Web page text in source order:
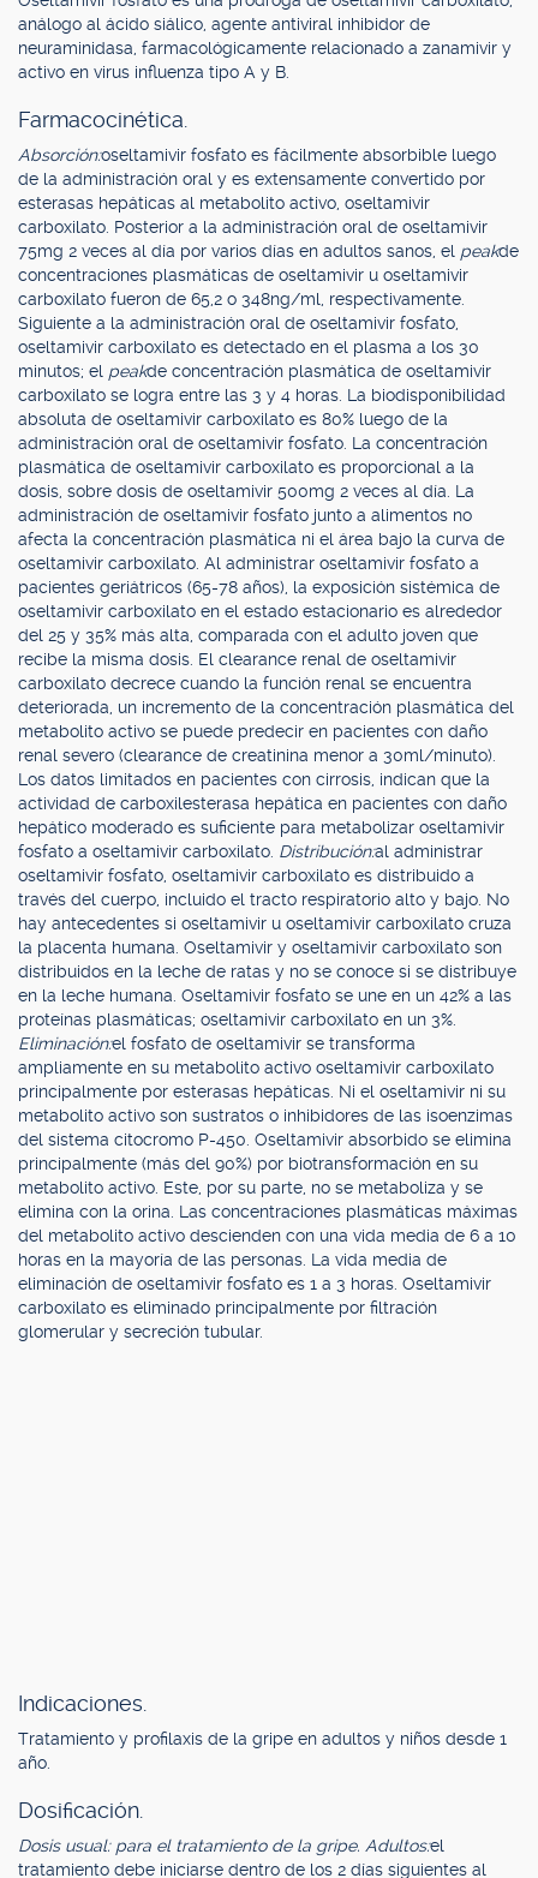
análogo al ácido siálico, agente antiviral inhibidor de
neuraminidasa, farmacológicamente relacionado a zanamivir y
activo en virus influenza tipo A y B.
Farmacocinética.
Absorción:oseltamivir fosfato es fácilmente absorbible luego
de la administración oral y es extensamente convertido por
esterasas hepáticas al metabolito activo, oseltamivir
carboxilato. Posterior a la administración oral de oseltamivir
75mg 2 veces al día por varios días en adultos sanos, el peakde
concentraciones plasmáticas de oseltamivir u oseltamivir
carboxilato fueron de 65,2 o 348ng/ml, respectivamente.
Siguiente a la administración oral de oseltamivir fosfato,
oseltamivir carboxilato es detectado en el plasma a los 30
minutos; el peakde concentración plasmática de oseltamivir
carboxilato se logra entre las 3 y 4 horas. La biodisponibilidad
absoluta de oseltamivir carboxilato es 80% luego de la
administración oral de oseltamivir fosfato. La concentración
plasmática de oseltamivir carboxilato es proporcional a la
dosis, sobre dosis de oseltamivir 500mg 2 veces al día. La
administración de oseltamivir fosfato junto a alimentos no
afecta la concentración plasmática ni el área bajo la curva de
oseltamivir carboxilato. Al administrar oseltamivir fosfato a
pacientes geriátricos (65-78 años), la exposición sistémica de
oseltamivir carboxilato en el estado estacionario es alrededor
del 25 y 35% más alta, comparada con el adulto joven que
recibe la misma dosis. El clearance renal de oseltamivir
carboxilato decrece cuando la función renal se encuentra
deteriorada, un incremento de la concentración plasmática del
metabolito activo se puede predecir en pacientes con daño
renal severo (clearance de creatinina menor a 30ml/minuto).
Los datos limitados en pacientes con cirrosis, indican que la
actividad de carboxilesterasa hepática en pacientes con daño
hepático moderado es suficiente para metabolizar oseltamivir
fosfato a oseltamivir carboxilato. Distribución:al administrar
oseltamivir fosfato, oseltamivir carboxilato es distribuido a
través del cuerpo, incluido el tracto respiratorio alto y bajo. No
hay antecedentes si oseltamivir u oseltamivir carboxilato cruza
la placenta humana. Oseltamivir y oseltamivir carboxilato son
distribuidos en la leche de ratas y no se conoce si se distribuye
en la leche humana. Oseltamivir fosfato se une en un 42% a las
proteínas plasmáticas; oseltamivir carboxilato en un 3%.
Eliminación:el fosfato de oseltamivir se transforma
ampliamente en su metabolito activo oseltamivir carboxilato
principalmente por esterasas hepáticas. Ni el oseltamivir ni su
metabolito activo son sustratos o inhibidores de las isoenzimas
del sistema citocromo P-450. Oseltamivir absorbido se elimina
principalmente (más del 90%) por biotransformación en su
metabolito activo. Este, por su parte, no se metaboliza y se
elimina con la orina. Las concentraciones plasmáticas máximas
del metabolito activo descienden con una vida media de 6 a 10
horas en la mayoría de las personas. La vida media de
eliminación de oseltamivir fosfato es 1 a 3 horas. Oseltamivir
carboxilato es eliminado principalmente por filtración
glomerular y secreción tubular.
Indicaciones.
Tratamiento y profilaxis de la gripe en adultos y niños desde 1
año.
Dosificación.
Dosis usual: para el tratamiento de la gripe. Adultos:el
tratamiento debe iniciarse dentro de los 2 días siguientes al